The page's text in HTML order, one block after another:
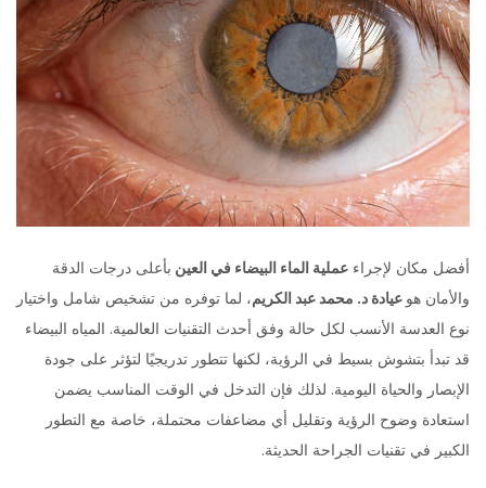
أفضل مكان لإجراء عملية الماء البيضاء في العين بأعلى درجات الدقة
والأمان هوعيادة د. محمد عبد الكريم، لما توفره من تشخيص شامل واختيار
نوع العدسة الأنسب لكل حالة وفق أحدث التقنيات العالمية. المياه البيضاء
قد تبدأ بتشوش بسيط في الرؤية، لكنها تتطور تدريجيًا لتؤثر على جودة
الإبصار والحياة اليومية. لذلك فإن التدخل في الوقت المناسب يضمن
استعادة وضوح الرؤية وتقليل أي مضاعفات محتملة، خاصة مع التطور
الكبير في تقنيات الجراحة الحديثة.